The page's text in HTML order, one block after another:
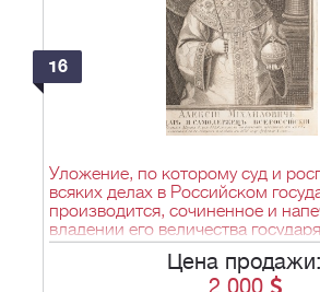
16
Уложение, по которому суд и
всяких делах в Российском
производится, сочиненное и
владении его величества
великого князя Алексея
России самодержца в лето от
7156. - 3-е тисн. - СПб.: Имп.
Цена продажи: